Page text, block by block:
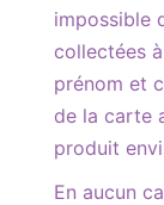
impossible
collectées
prénom et
de la carte
produit
En aucun